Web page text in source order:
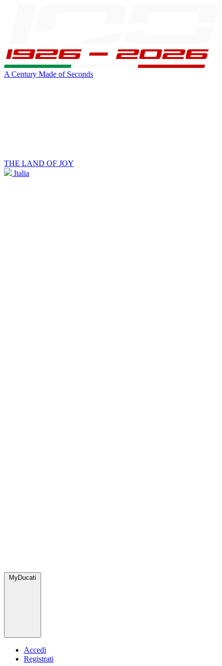
A Century Made of Seconds
THE LAND OF JOY
Italia
MyDucati
Accedi
Registrati